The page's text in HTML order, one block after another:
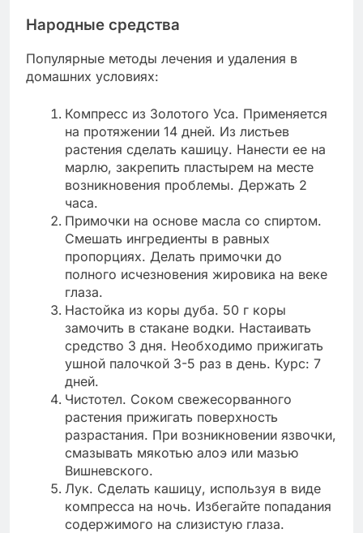
Народные средства
Популярные методы лечения и удаления в
домашних условиях:
Компресс из Золотого Уса. Применяется
на протяжении 14 дней. Из листьев
растения сделать кашицу. Нанести ее на
марлю, закрепить пластырем на месте
возникновения проблемы. Держать 2
часа.
Примочки на основе масла со спиртом.
Смешать ингредиенты в равных
пропорциях. Делать примочки до
полного исчезновения жировика на веке
глаза.
Настойка из коры дуба. 50 г коры
замочить в стакане водки. Настаивать
средство 3 дня. Необходимо прижигать
ушной палочкой 3-5 раз в день. Курс: 7
дней.
Чистотел. Соком свежесорванного
растения прижигать поверхность
разрастания. При возникновении язвочки,
смазывать мякотью алоэ или мазью
Вишневского.
Лук. Сделать кашицу, используя в виде
компресса на ночь. Избегайте попадания
содержимого на слизистую глаза.